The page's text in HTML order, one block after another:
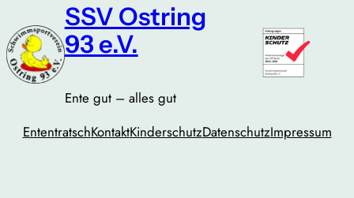
SSV Ostring
93 e.V.
Ente gut – alles gut
EntentratschKontaktKinderschutzDatenschutzImpressum